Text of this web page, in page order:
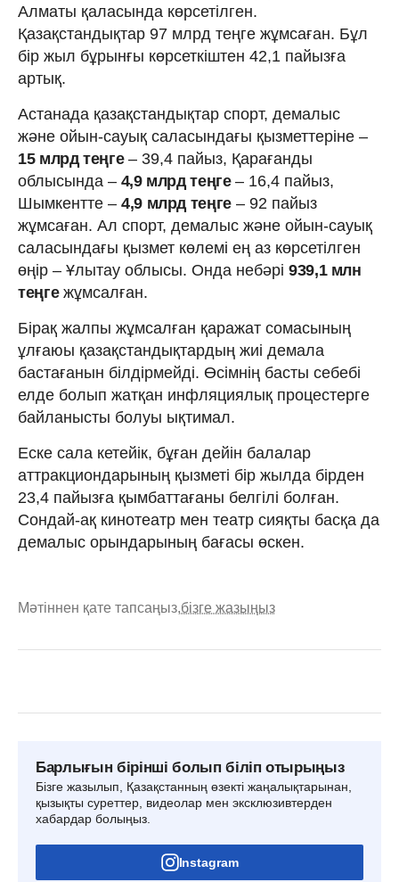
Алматы қаласында көрсетілген.
Қазақстандықтар 97 млрд теңге жұмсаған. Бұл
бір жыл бұрынғы көрсеткіштен 42,1 пайызға
артық.
Астанада қазақстандықтар спорт, демалыс
және ойын-сауық саласындағы қызметтеріне –
15 млрд теңге – 39,4 пайыз, Қарағанды
облысында – 4,9 млрд теңге– 16,4 пайыз,
Шымкентте – 4,9 млрд теңге– 92 пайыз
жұмсаған. Ал спорт, демалыс және ойын-сауық
саласындағы қызмет көлемі ең аз көрсетілген
өңір – Ұлытау облысы. Онда небәрі 939,1 млн
теңгежұмсалған.
Бірақ жалпы жұмсалған қаражат сомасының
ұлғаюы қазақстандықтардың жиі демала
бастағанын білдірмейді. Өсімнің басты себебі
елде болып жатқан инфляциялық процестерге
байланысты болуы ықтимал.
Еске сала кетейік, бұған дейін балалар
аттракциондарының қызметі бір жылда бірден
23,4 пайызға қымбаттағаны белгілі болған.
Сондай-ақ кинотеатр мен театр сияқты басқа да
демалыс орындарының бағасы өскен.
Мәтіннен қате тапсаңыз,бізге жазыңыз
Барлығын бірінші болып біліп отырыңыз
Бізге жазылып, Қазақстанның өзекті жаңалықтарынан,
қызықты суреттер, видеолар мен эксклюзивтерден
хабардар болыңыз.
Instagram